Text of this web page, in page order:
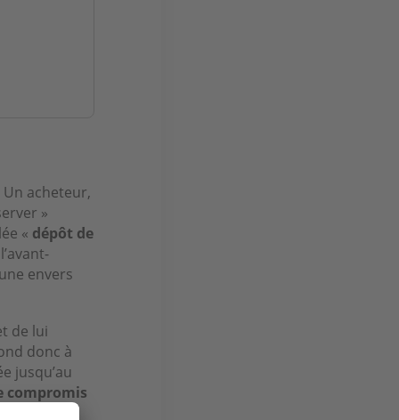
acheteur,
»
« dépôt de
envers
de lui
donc à
jusqu’au
compromis